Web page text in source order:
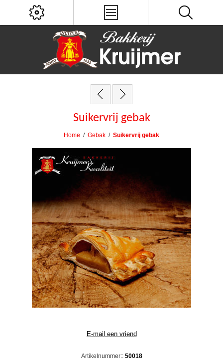
Suikervrij gebak
Home / Gebak / Suikervrij gebak
Artikelnummer:: 50018